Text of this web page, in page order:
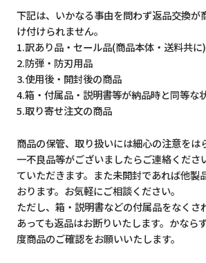
下記は、いかなる事由を問わず返品交換が
け付けられません。
1.訳あり品・セール品(商品本体・送料共に)
2.防弾・防刃用品
3.使用後・開封後の商品
4.箱・付属品・説明書等が納品時と同等な
5.取り寄せ注文の商品
商品の保管、取り扱いには細心の注意をは
一不良品等がございましたらご連絡くださ
ていただきます。また未開封であれば他製
おります。お気軽にご相談ください。
ただし、箱・説明書などの付属品をなくさ
あっても返品はお断りいたします。かなら
度商品のご確認をお願いいたします。